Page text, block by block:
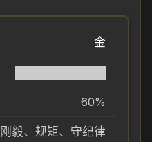
金
60%
刚毅、规矩、守纪律